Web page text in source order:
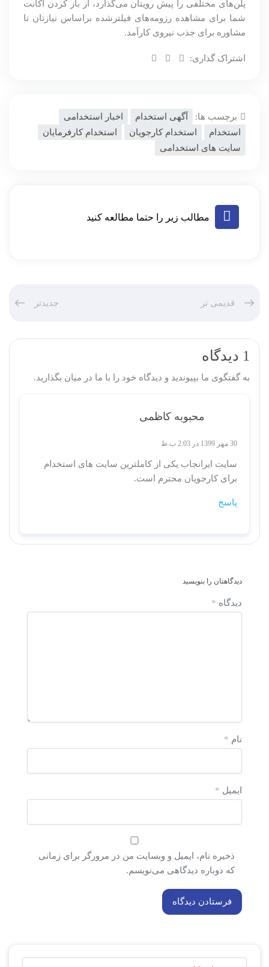
پلن‌های مختلفی را پیش رویتان می‌گذارد، از باز کردن اکانت
شما برای مشاهده رزومه‌های فیلتر‌شده براساس نیازتان تا
مشاوره برای جذب نیروی کارآمد.
اشتراک گذاری:
برچسب ها: آگهی استخدام
اخبار استخدامی
استخدام
استخدام کارجویان
استخدام کارفرمایان
سایت های استخدامی
مطالب زیر را حتما مطالعه کنید
قدیمی تر جدیدتر
1 دیدگاه
به گفتگوی ما بپیوندید و دیدگاه خود را با ما در میان بگذارید.
محبوبه کاظمی
30 مهر 1399 در 2:03 ب.ظ
سایت ایرانجاب یکی از کاملترین سایت های استخدام
برای کارجویان محترم است.
پاسخ
دیدگاهتان را بنویسید
دیدگاه *
نام *
ایمیل *
ذخیره نام، ایمیل و وبسایت من در مرورگر برای زمانی
که دوباره دیدگاهی می‌نویسم.